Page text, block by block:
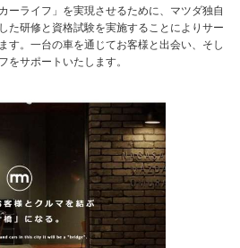
ーライフ」を実現させるために、マツダ独自
た研修と資格試験を実施することによりサー
す。一台の車を通じてお客様と出会い、そし
をサポートいたします。